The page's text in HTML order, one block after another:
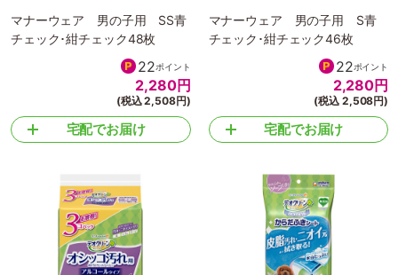
マナーウェア 男の子用 SS青
チェック･紺チェック48枚
22ポイント
2,280円
(税込 2,508円)
宅配でお届け
マナーウェア 男の子用 S青
チェック･紺チェック46枚
22ポイント
2,280円
(税込 2,508円)
宅配でお届け